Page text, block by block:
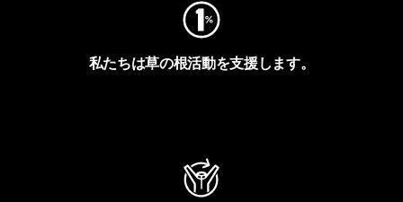
私たちは草の根活動を支援します。